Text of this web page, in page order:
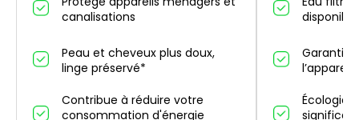
canalisations
Peau et cheveux plus doux,
linge préservé*
Contribue à réduire votre
consommation d'énergie
Garantie
l’appareil